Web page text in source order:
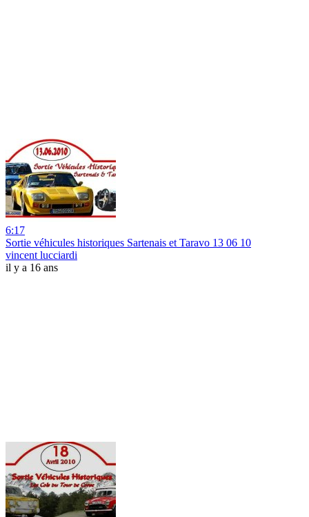
6:17
Sortie véhicules historiques Sartenais et Taravo 13 06 10
vincent lucciardi
il y a 16 ans